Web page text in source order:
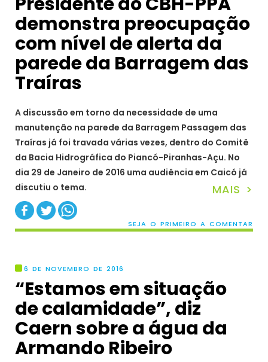
demonstra preocupação
com nível de alerta da
parede da Barragem das
Traíras
A discussão em torno da necessidade de uma
manutenção na parede da Barragem Passagem das
Traíras já foi travada várias vezes, dentro do Comitê
da Bacia Hidrográfica do Piancó-Piranhas-Açu. No
dia 29 de Janeiro de 2016 uma audiência em Caicó já
discutiu o tema.
MAIS >
SEJA O PRIMEIRO A COMENTAR
6 DE NOVEMBRO DE 2016
“Estamos em situação
de calamidade”, diz
Caern sobre a água da
Armando Ribeiro